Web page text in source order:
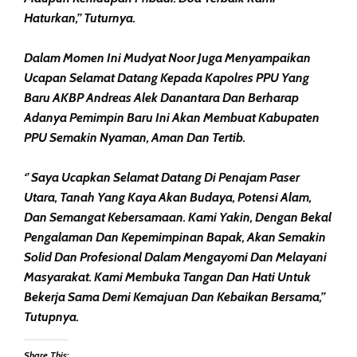
Haturkan,” Tuturnya.
Dalam Momen Ini Mudyat Noor Juga Menyampaikan
Ucapan Selamat Datang Kepada Kapolres PPU Yang
Baru AKBP Andreas Alek Danantara Dan Berharap
Adanya Pemimpin Baru Ini Akan Membuat Kabupaten
PPU Semakin Nyaman, Aman Dan Tertib.
‘’ Saya Ucapkan Selamat Datang Di Penajam Paser
Utara, Tanah Yang Kaya Akan Budaya, Potensi Alam,
Dan Semangat Kebersamaan. Kami Yakin, Dengan Bekal
Pengalaman Dan Kepemimpinan Bapak, Akan Semakin
Solid Dan Profesional Dalam Mengayomi Dan Melayani
Masyarakat. Kami Membuka Tangan Dan Hati Untuk
Bekerja Sama Demi Kemajuan Dan Kebaikan Bersama,”
Tutupnya.